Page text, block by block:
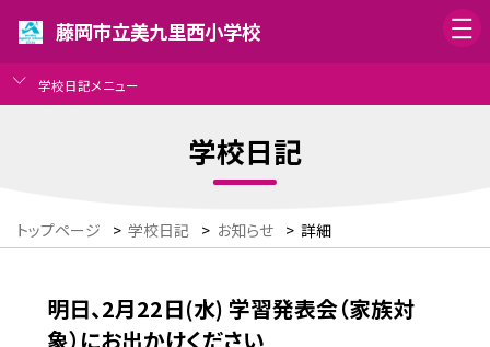
藤岡市立美九里西小学校
学校日記メニュー
学校日記
トップページ > 学校日記 > お知らせ > 詳細
明日、2月22日(水) 学習発表会（家族対
象）にお出かけください